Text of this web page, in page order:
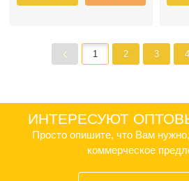
1 2 3 4
ИНТЕРЕСУЮТ
Просто опишите, что Вам
коммерческое